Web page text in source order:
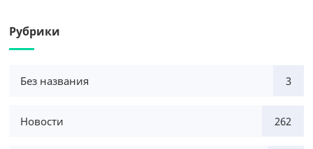
Рубрики
Без названия 3
Новости 262